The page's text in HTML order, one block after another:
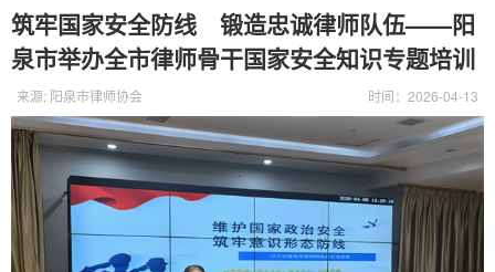
筑牢国家安全防线 锻造忠诚律师队伍——阳
泉市举办全市律师骨干国家安全知识专题培训
来源: 阳泉市律师协会 时间：2026-04-13